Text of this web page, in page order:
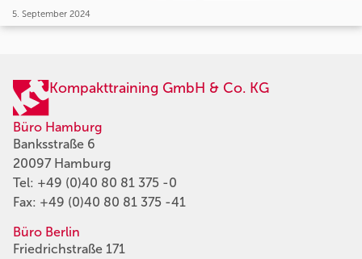
5. September 2024
Kompakttraining GmbH & Co. KG
Büro Hamburg
Banksstraße 6
20097 Hamburg
Tel: +49 (0)40 80 81 375 -0
Fax: +49 (0)40 80 81 375 -41
Büro Berlin
Friedrichstraße 171